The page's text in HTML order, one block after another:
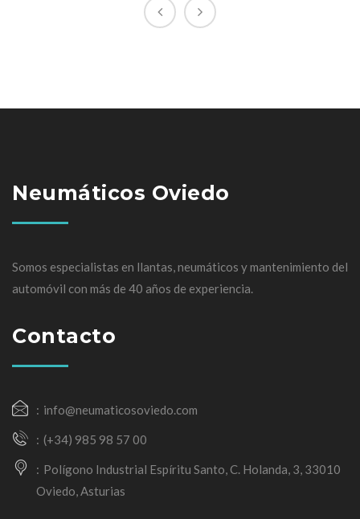
Neumáticos Oviedo
Somos especialistas en llantas, neumáticos y mantenimiento del
automóvil con más de 40 años de experiencia.
Contacto
info@neumaticosoviedo.com
(+34) 985 98 57 00
Polígono Industrial Espíritu Santo, C. Holanda, 3, 33010
Oviedo, Asturias